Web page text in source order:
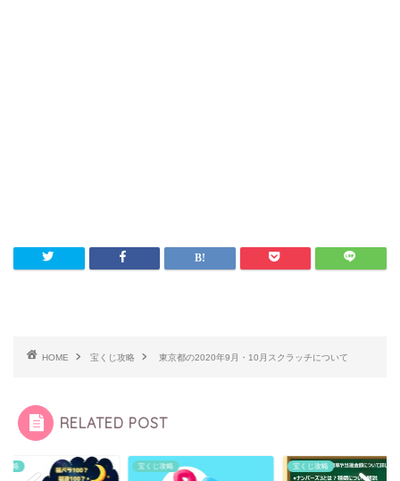
HOME 宝くじ攻略 東京都の2020年9月・10月スクラッチについて
RELATED POST
攻略 宝くじ攻略 宝くじ攻略